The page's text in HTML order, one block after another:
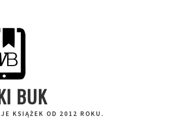
BUK
KSIĄŻEK OD 2012 ROKU.